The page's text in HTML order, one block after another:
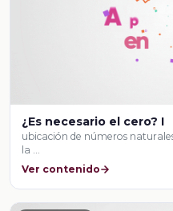
¿Es necesario el cero? I
ubicación de números
la …
Ver contenido